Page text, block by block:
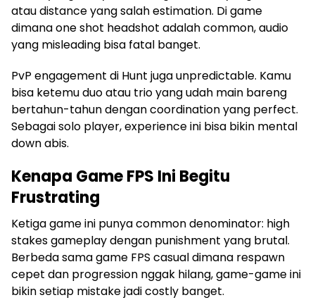
atau distance yang salah estimation. Di game
dimana one shot headshot adalah common, audio
yang misleading bisa fatal banget.
PvP engagement di Hunt juga unpredictable. Kamu
bisa ketemu duo atau trio yang udah main bareng
bertahun-tahun dengan coordination yang perfect.
Sebagai solo player, experience ini bisa bikin mental
down abis.
Kenapa Game FPS Ini Begitu
Frustrating
Ketiga game ini punya common denominator: high
stakes gameplay dengan punishment yang brutal.
Berbeda sama game FPS casual dimana respawn
cepet dan progression nggak hilang, game-game ini
bikin setiap mistake jadi costly banget.